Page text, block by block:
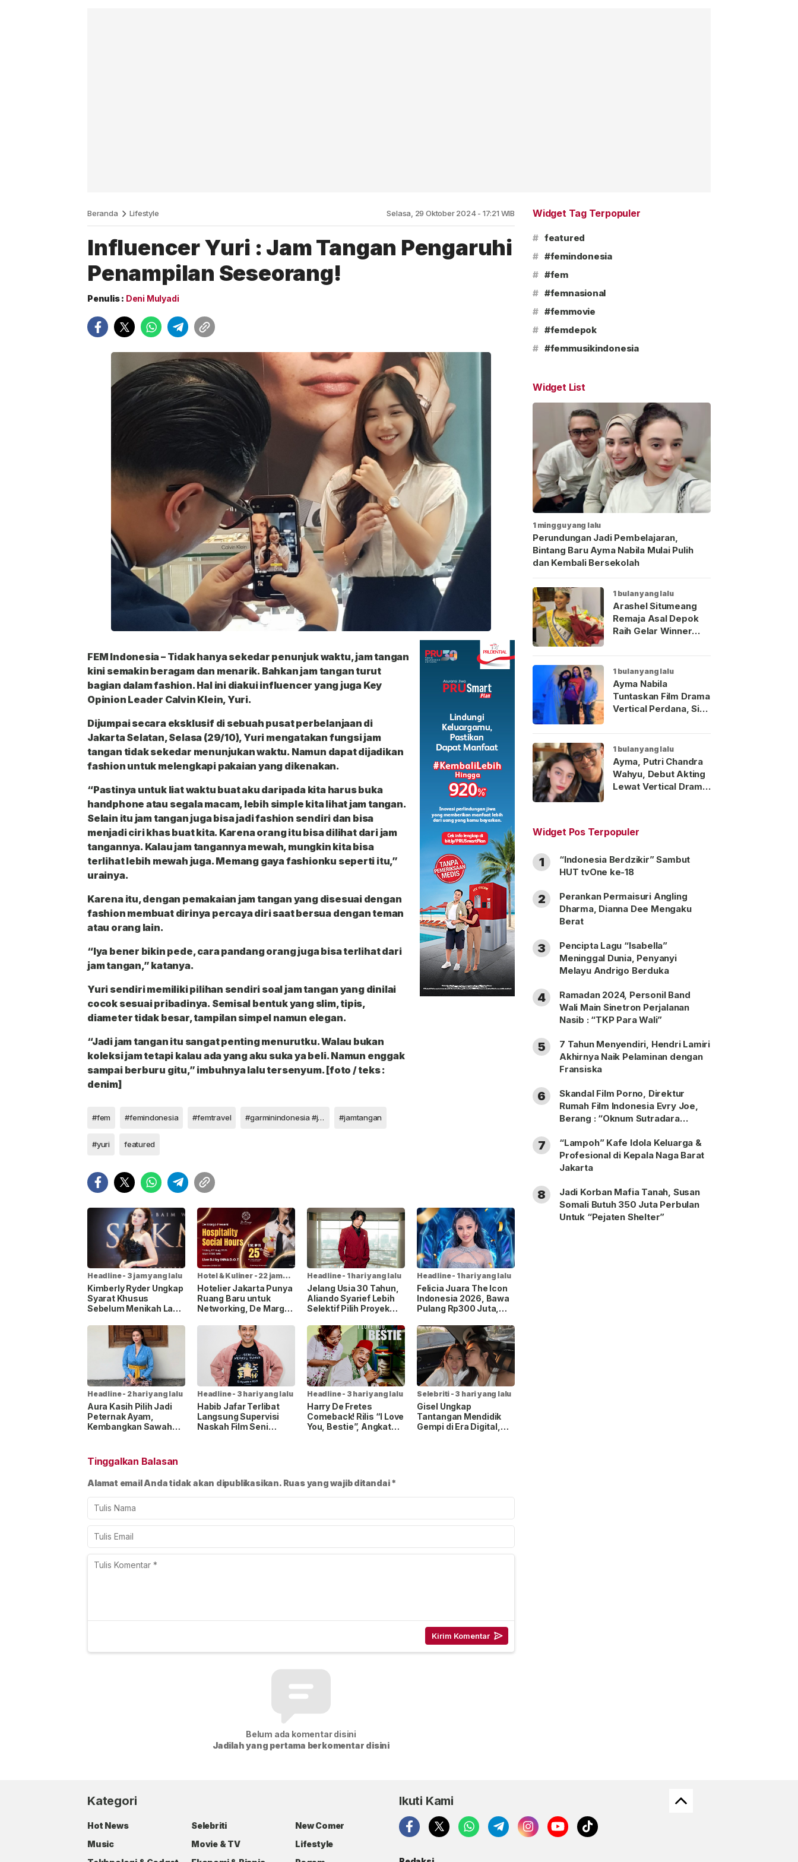
Beranda Lifestyle Selasa, 29 Oktober 2024 - 17:21 WIB
Influencer Yuri : Jam Tangan Pengaruhi
Penampilan Seseorang!
Penulis : Deni Mulyadi
FEM Indonesia– Tidak hanya sekedar penunjuk waktu, jam tangan
kini semakin beragam dan menarik. Bahkan jam tangan turut
bagian dalam fashion. Hal ini diakui influencer yang juga Key
Opinion Leader Calvin Klein, Yuri.
Dijumpai secara eksklusif di sebuah pusat perbelanjaan di
Jakarta Selatan, Selasa (29/10), Yuri mengatakan fungsi jam
tangan tidak sekedar menunjukan waktu. Namun dapat dijadikan
fashion untuk melengkapi pakaian yang dikenakan.
“Pastinya untuk liat waktu buat aku daripada kita harus buka
handphone atau segala macam, lebih simple kita lihat jam tangan.
Selain itu jam tangan juga bisa jadi fashion sendiri dan bisa
menjadi ciri khas buat kita. Karena orang itu bisa dilihat dari jam
tangannya. Kalau jam tangannya mewah, mungkin kita bisa
terlihat lebih mewah juga. Memang gaya fashionku seperti itu,”
urainya.
Karena itu, dengan pemakaian jam tangan yang disesuai dengan
fashion membuat dirinya percaya diri saat bersua dengan teman
atau orang lain.
“Iya bener bikin pede, cara pandang orang juga bisa terlihat dari
jam tangan,” katanya.
Yuri sendiri memiliki pilihan sendiri soal jam tangan yang dinilai
cocok sesuai pribadinya. Semisal bentuk yang slim, tipis,
diameter tidak besar, tampilan simpel namun elegan.
“Jadi jam tangan itu sangat penting menurutku. Walau bukan
koleksi jam tetapi kalau ada yang aku suka ya beli. Namun enggak
sampai berburu gitu,” imbuhnya lalu tersenyum.[foto / teks :
denim]
#fem #femindonesia #femtravel #garminindonesia #jamtangangarmin #jamtangan
#yuri featured
Headline- 3 jam yang lalu
Kimberly Ryder Ungkap
Syarat Khusus
Sebelum Menikah Lagi,
Pasangan
Hotel & Kuliner - 22 jam
yang lalu
Hotelier Jakarta Punya
Ruang Baru untuk
Networking, De Margo
Hours
Headline- 1 hari yang lalu
Jelang Usia 30 Tahun,
Aliando Syarief Lebih
Selektif Pilih Proyek
Waktu
Headline- 1 hari yang lalu
Felicia Juara The Icon
Indonesia 2026, Bawa
Pulang Rp300 Juta,
Kontrak Rekaman
Headline- 2 hari yang lalu
Aura Kasih Pilih Jadi
Peternak Ayam,
Kembangkan Sawah
Headline- 3 hari yang lalu
Habib Jafar Terlibat
Langsung Supervisi
Naskah Film Seni
Headline- 3 hari yang lalu
Harry De Fretes
Comeback! Rilis “I Love
You, Bestie”, Angkat
Selebriti - 3 hari yang lalu
Gisel Ungkap
Tantangan Mendidik
Gempi di Era Digital,
Tinggalkan Balasan
Alamat email Anda tidak akan dipublikasikan. Ruas yang wajib ditandai*
Belum ada komentar disini
Jadilah yang pertama berkomentar disini
Widget Tag Terpopuler
# featured
# #femindonesia
# #fem
# #femnasional
# #femmovie
# #femdepok
# #femmusikindonesia
Widget List
1 minggu yang lalu
Perundungan Jadi Pembelajaran,
Bintang Baru Ayma Nabila Mulai Pulih
dan Kembali Bersekolah
1 bulan yang lalu
Arashel Situmeang
Remaja Asal Depok
Raih Gelar Winner
1 bulan yang lalu
Ayma Nabila
Tuntaskan Film Drama
Vertical Perdana, Siap
Indonesia
1 bulan yang lalu
Ayma, Putri Chandra
Wahyu, Debut Akting
Lewat Vertical Drama
Widget Pos Terpopuler
1
“Indonesia Berdzikir” Sambut
HUT tvOne ke-18
2
Perankan Permaisuri Angling
Dharma, Dianna Dee Mengaku
Berat
3
Pencipta Lagu “Isabella”
Meninggal Dunia, Penyanyi
Melayu Andrigo Berduka
4
Ramadan 2024, Personil Band
Wali Main Sinetron Perjalanan
Nasib : “TKP Para Wali”
5
7 Tahun Menyendiri, Hendri Lamiri
Akhirnya Naik Pelaminan dengan
Fransiska
6
Skandal Film Porno, Direktur
Rumah Film Indonesia Evry Joe,
Berang : “Oknum Sutradara
7
“Lampoh” Kafe Idola Keluarga &
Profesional di Kepala Naga Barat
Jakarta
8
Jadi Korban Mafia Tanah, Susan
Somali Butuh 350 Juta Perbulan
Untuk “Pejaten Shelter”
Kategori
Hot News Selebriti
New Comer
Music
Movie & TV
Lifestyle
Ikuti Kami